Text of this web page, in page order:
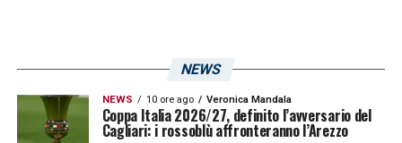
NEWS
NEWS 10 ore ago Veronica Mandala
Coppa Italia 2026/27, definito l’avversario del
Cagliari: i rossoblù affronteranno l’Arezzo